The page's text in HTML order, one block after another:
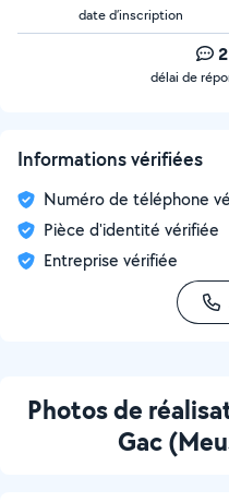
date d’inscription
délai de
Informations vérifiées
Numéro de téléphone
Pièce d'identité vérifiée
Entreprise vérifiée
Photos de
Gac